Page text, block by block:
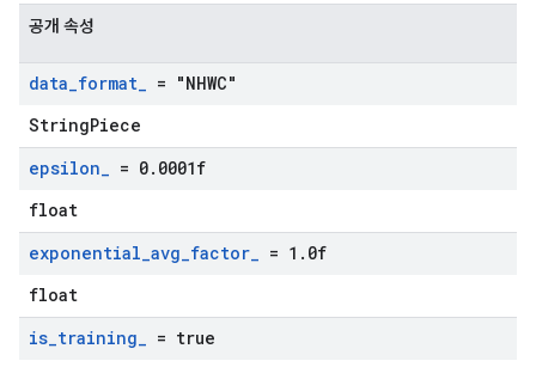
공개 속성
data_format_ = "NHWC"
StringPiece
epsilon_ = 0. 0001f
float
exponential_avg_factor_ = 1 . 0f
float
is_training_ = true